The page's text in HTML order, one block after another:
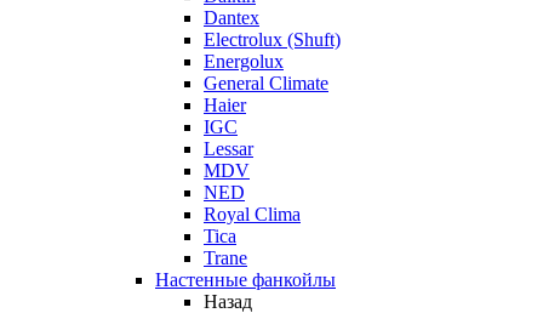
Dantex
Electrolux (Shuft)
Energolux
General Climate
Haier
IGC
Lessar
MDV
NED
Royal Clima
Tica
Trane
Настенные фанкойлы
Назад